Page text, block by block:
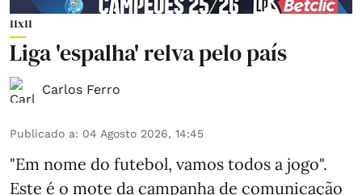
11x11
Liga 'espalha' relva pelo país
Carlos Ferro
Publicado a: 04 Agosto 2026, 14:45
"Em nome do futebol, vamos todos a jogo".
Este é o mote da campanha de comunicação